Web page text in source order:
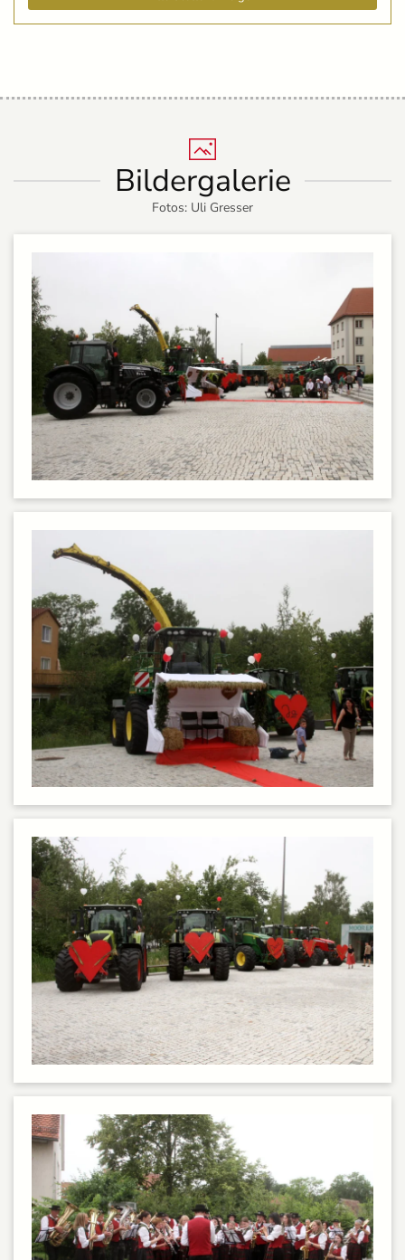
Bildergalerie
Fotos: Uli Gresser